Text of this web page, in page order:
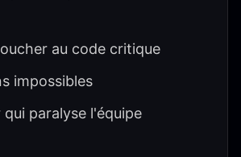
au code critique
impossibles
paralyse l'équipe